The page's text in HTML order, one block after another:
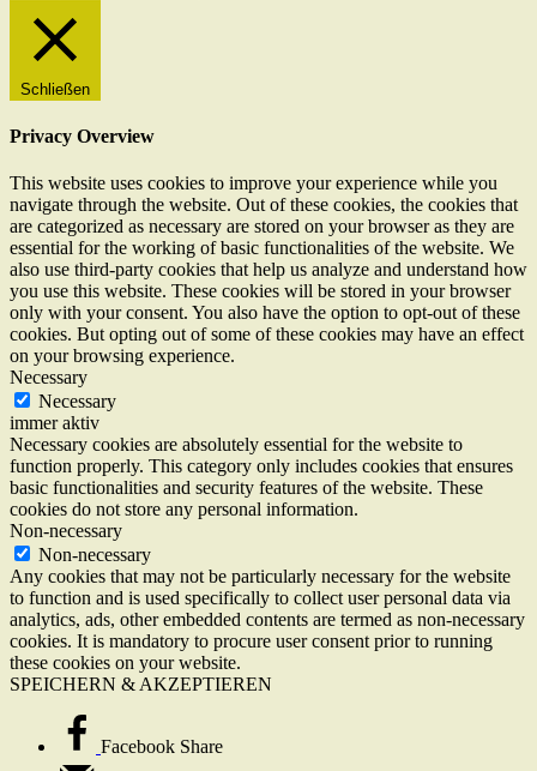
Schließen
Privacy Overview
This website uses cookies to improve your experience while you
navigate through the website. Out of these cookies, the cookies that
are categorized as necessary are stored on your browser as they are
essential for the working of basic functionalities of the website. We
also use third-party cookies that help us analyze and understand how
you use this website. These cookies will be stored in your browser
only with your consent. You also have the option to opt-out of these
cookies. But opting out of some of these cookies may have an effect
on your browsing experience.
Necessary
Necessary
immer aktiv
Necessary cookies are absolutely essential for the website to
function properly. This category only includes cookies that ensures
basic functionalities and security features of the website. These
cookies do not store any personal information.
Non-necessary
Non-necessary
Any cookies that may not be particularly necessary for the website
to function and is used specifically to collect user personal data via
analytics, ads, other embedded contents are termed as non-necessary
cookies. It is mandatory to procure user consent prior to running
these cookies on your website.
SPEICHERN & AKZEPTIEREN
Facebook Share